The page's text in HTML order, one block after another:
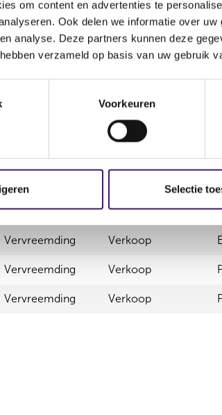
om content en advertenties te
Ook delen we informatie over
analyse. Deze partners kunnen deze
verzameld op basis van uw gebruik
Voorkeuren
Selectie
Verkoop Nee
Aard transactie Soort transactie
Vervreemding Verkoop
Vervreemding Verkoop
Vervreemding Verkoop